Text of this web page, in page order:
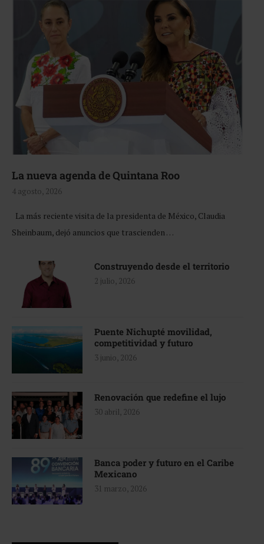
La nueva agenda de Quintana Roo
4 agosto, 2026
La más reciente visita de la presidenta de México, Claudia
Sheinbaum, dejó anuncios que trascienden …
Construyendo desde el territorio
2 julio, 2026
Puente Nichupté movilidad,
competitividad y futuro
3 junio, 2026
Renovación que redefine el lujo
30 abril, 2026
Banca poder y futuro en el Caribe
Mexicano
31 marzo, 2026